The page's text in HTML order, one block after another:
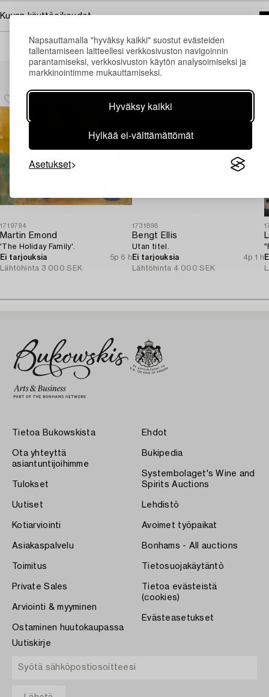
Napsauttamalla "hyväksy kaikki" suostut evästeiden
tallentamiseen laitteellesi verkkosivuston navigoinnin
parantamiseksi, verkkosivuston käytön analysoimiseksi ja
markkinointimme mukauttamiseksi.
Hyväksy kaikki
Hylkää ei-välttämättömät
Asetukset
Kuvan käyttöoikeudet
Muiden katsomia kohteita
1719794
Martin Emond
'The Holiday Family'.
Ei tarjouksia
5p 6 h
Lähtöhinta 3 000 SEK
1731898
Bengt Ellis
Utan titel.
Ei tarjouksia
4p 1 h
Lähtöhinta 4 000 SEK
Tietoa Bukowskista
Ota yhteyttä
asiantuntijoihimme
Tulokset
Uutiset
Kotiarviointi
Asiakaspalvelu
Toimitus
Private Sales
Arviointi & myyminen
Ostaminen huutokaupassa
Ehdot
Bukipedia
Systembolaget's Wine and
Spirits Auctions
Lehdistö
Avoimet työpaikat
Bonhams - All auctions
Tietosuojakäytäntö
Tietoa evästeistä
(cookies)
Evästeasetukset
Uutiskirje